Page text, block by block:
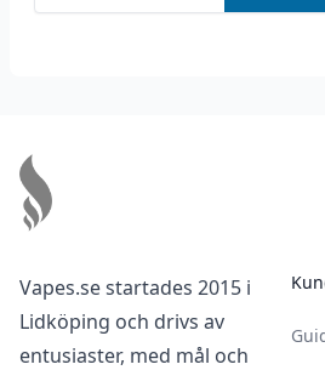
Vapes.se startades 2015 i
Lidköping och drivs av
entusiaster, med mål och